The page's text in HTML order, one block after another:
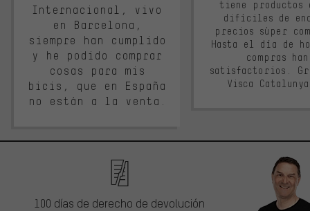
Internacional, vivo
en Barcelona,
siempre han cumplido
y he podido comprar
cosas para mis
bicis, que en España
no están a la venta.
tiene productos
difíciles de
precios súper
Hasta el día de
compras
satisfactorios.
Visca
100 días de derecho de devolución